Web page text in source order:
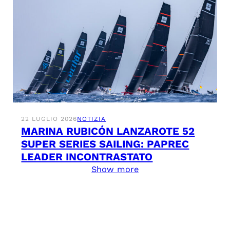
22 LUGLIO 2026NOTIZIA
MARINA RUBICÓN LANZAROTE 52
SUPER SERIES SAILING: PAPREC
LEADER INCONTRASTATO
Show more